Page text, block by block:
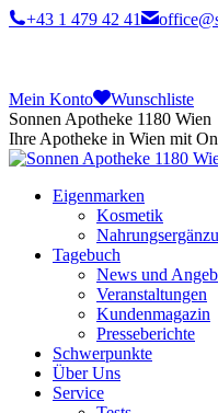
+43 1 479 42 41
Mein Konto
Wunschliste
Sonnen Apotheke 1180 Wien
Ihre Apotheke in Wien mit
Eigenmarken
Kosmetik
Tagebuch
News und
Veranstaltungen
Kundenmagazin
Presseberichte
Schwerpunkte
Über Uns
Service